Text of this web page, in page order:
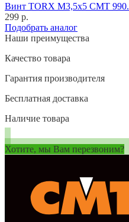
Винт TORX M3,5x5 CMT
299 р.
Подобрать аналог
Наши преимущества
Качество товара
Гарантия производителя
Бесплатная доставка
Наличие товара
Хотите, мы Вам перезвоним?